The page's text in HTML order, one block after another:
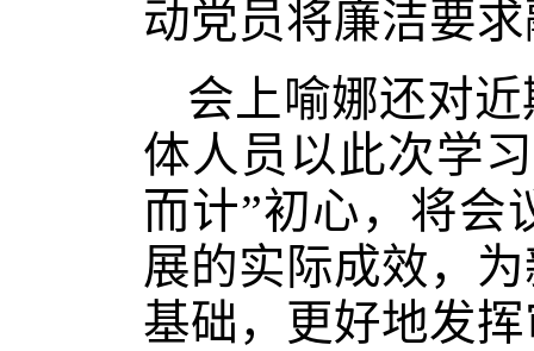
动党员将廉洁要
会上喻娜还对
体人员 以此次学
而计”初心，将会
展的实际成效，
基础，更好地发